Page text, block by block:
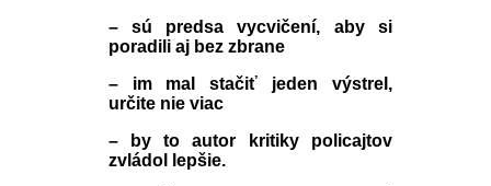
– sú predsa vycvičení, aby si
poradili aj bez zbrane
– im mal stačiť jeden výstrel,
určite nie viac
– by to autor kritiky policajtov
zvládol lepšie.